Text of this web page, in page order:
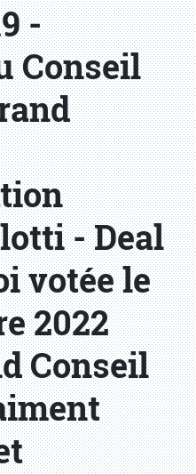
-
Conseil
- Deal
votée le
2022
Conseil